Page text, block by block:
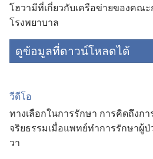
โฮวา​มี​ที่​เกี่ยว​กับ​เครือ​ข่าย​ของ​คณ
โรง​พยาบาล
ดูข้อมูลที่ดาวน์โหลดได้
วีดีโอ
ทางเลือกในการรักษา การคิดถึงก
จริยธรรมเมื่อแพทย์ทำการรักษาผู้
วา